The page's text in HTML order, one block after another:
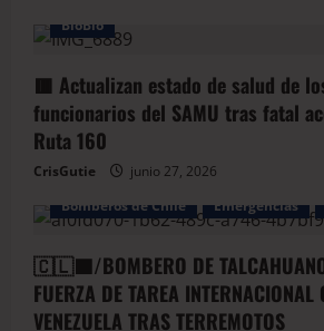
BioBio
🟥 Actualizan estado de salud de
funcionarios del SAMU tras fatal
Ruta 160
CrisGutie
junio 27, 2026
Bomberos de Chile
Emergencias
🇨🇱🟦/BOMBERO DE
FUERZA DE TAREA INTERNACIONAL
VENEZUELA TRAS TERREMOTOS